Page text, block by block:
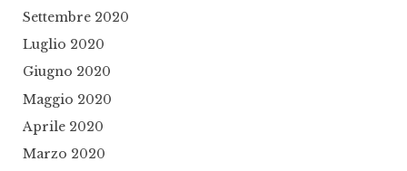
Settembre 2020
Luglio 2020
Giugno 2020
Maggio 2020
Aprile 2020
Marzo 2020